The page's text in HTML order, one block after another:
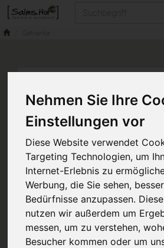
Nehmen Sie Ihre
Einstellungen vor
Diese Website verwendet
Targeting Technologien, um
Internet-Erlebnis zu
Werbung, die Sie sehen,
Bedürfnisse anzupassen.
nutzen wir außerdem um
messen, um zu verstehen,
Besucher kommen oder um